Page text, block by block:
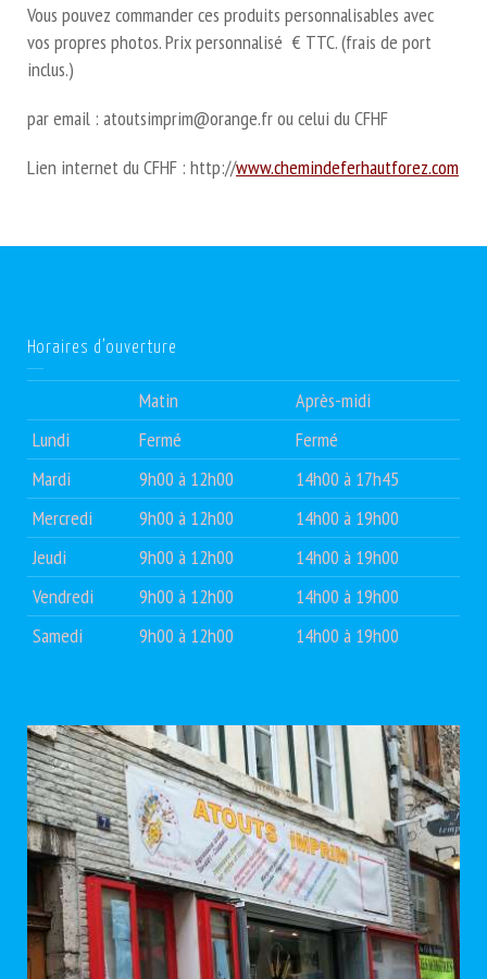
Vous pouvez commander ces produits personnalisables avec
vos propres photos. Prix personnalisé € TTC. (frais de port
inclus.)
par email : atoutsimprim@orange.fr ou celui du CFHF
Lien internet du CFHF : http://www.chemindeferhautforez.com
Horaires d’ouverture
Matin
Après-midi
Lundi
Fermé
Fermé
Mardi
9h00 à 12h00
14h00 à 17h45
Mercredi
9h00 à 12h00
14h00 à 19h00
Jeudi
9h00 à 12h00
14h00 à 19h00
Vendredi
9h00 à 12h00
14h00 à 19h00
Samedi
9h00 à 12h00 14h00 à 19h00